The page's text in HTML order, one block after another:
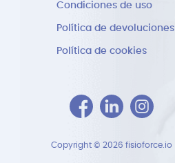
Condiciones de uso
Política de devoluciones
Política de cookies
Copyright © 2026 fisioforce.io